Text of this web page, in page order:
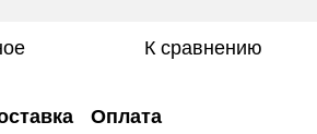
К сравнению
Оплата